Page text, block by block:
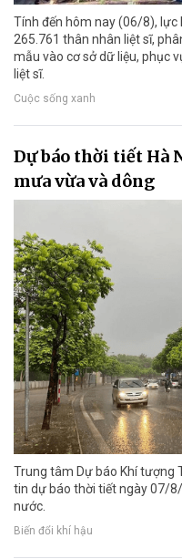
Tính đến hôm nay (06/8),
265.761 thân nhân liệt sĩ,
mẫu vào cơ sở dữ liệu, phục
liệt sĩ.
Cuộc sống xanh
Dự báo thời tiết Hà
mưa vừa và dông
Trung tâm Dự báo Khí tượng
tin dự báo thời tiết ngày 07/
nước.
Biến đổi khí hậu